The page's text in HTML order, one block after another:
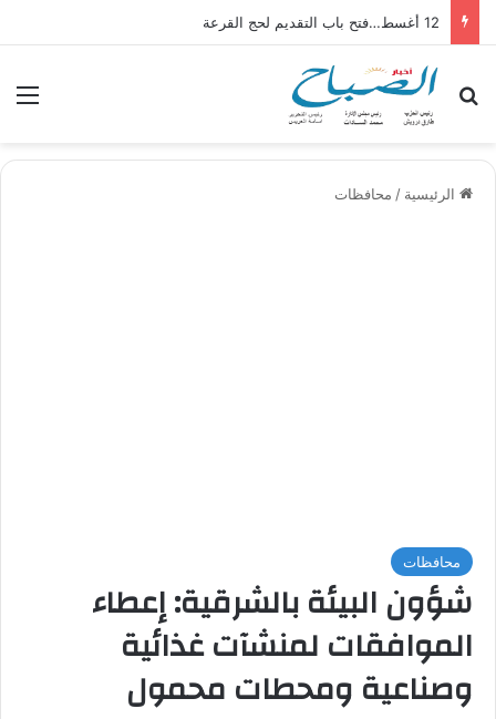
12 أغسط…فتح باب التقديم لحج القرعة
بحث عن
الرئيسية / محافظات
محافظات
شؤون البيئة بالشرقية: إعطاء
الموافقات لمنشآت غذائية
وصناعية ومحطات محمول